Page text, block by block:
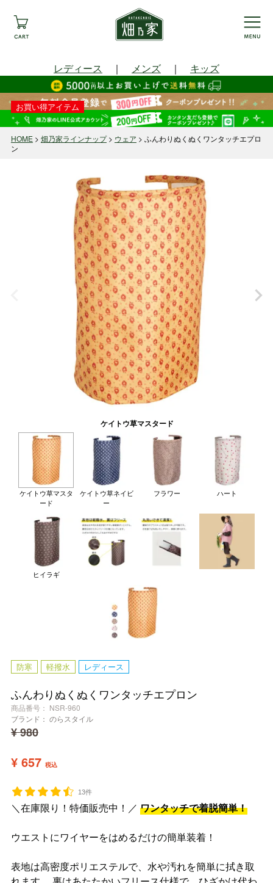
レディース ｜ メンズ ｜ キッズ
HOME 畑乃家ラインナップ ウェア
ふんわりぬくぬくワンタッチエプロ
ン
ケイトウ草マスタード
ケイトウ草マスタ
ード
ケイトウ草ネイビ
ー
フラワー ハート
ヒイラギ
防寒 軽撥水 レディース
ふんわりぬくぬくワンタッチエプロン
商品番号
NSR-960
ブランド： のらスタイル
¥980
¥ 657 税込
13件
＼在庫限り！特価販売中！／ ワンタッチで着脱簡単！
ウエストにワイヤーをはめるだけの簡単装着！
表地は高密度ポリエステルで、水や汚れを簡単に拭き取
お買い得アイテム